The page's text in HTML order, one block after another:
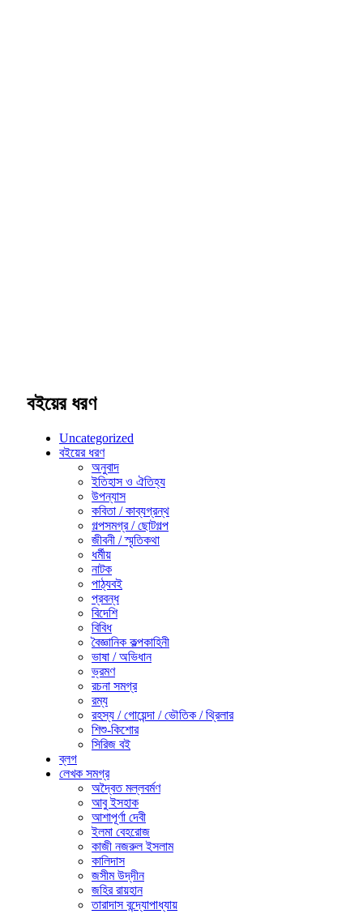
বইয়ের ধরণ
Uncategorized
বইয়ের ধরণ
অনুবাদ
ইতিহাস ও ঐতিহ্য
উপন্যাস
কবিতা / কাব্যগ্রন্থ
গল্পসমগ্র / ছোটগল্প
জীবনী / স্মৃতিকথা
ধর্মীয়
নাটক
পাঠ্যবই
প্রবন্ধ
বিদেশি
বিবিধ
বৈজ্ঞানিক কল্পকাহিনী
ভাষা / অভিধান
ভ্রমণ
রচনা সমগ্র
রম্য
রহস্য / গোয়েন্দা / ভৌতিক / থ্রিলার
শিশু-কিশোর
সিরিজ বই
ব্লগ
লেখক সমগ্র
অদ্বৈত মল্লবর্মণ
আবু ইসহাক
আশাপূর্ণা দেবী
ইলমা বেহরোজ
কাজী নজরুল ইসলাম
কালিদাস
জসীম উদ্‌দীন
জহির রায়হান
তারাদাস বন্দ্যোপাধ্যায়